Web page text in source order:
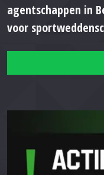
agentschappen in
voor